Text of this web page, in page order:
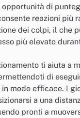
di
reazioni più
dei colpi, il che
più elevato
ti aiuta a
di
modo efficace. I
a una
pronti a